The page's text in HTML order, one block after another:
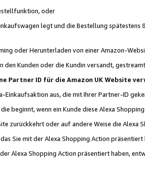
oder
legt und die Bestellung spätestens
oder Herunterladen von einer Amazon-
Kunden oder die Kundin versandt,
Partner ID für die Amazon UK Website
aus, die mit Ihrer Partner-ID
beginnt, wenn ein Kunde diese Alexa
zurückkehrt oder auf andere Weise die Alexa
Sie mit der Alexa Shopping Action präsentiert
Alexa Shopping Action präsentiert haben,